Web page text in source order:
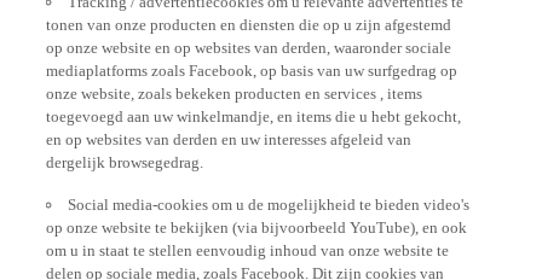
tonen van onze producten en diensten die op u zijn afgestemd
op onze website en op websites van derden, waaronder sociale
mediaplatforms zoals Facebook, op basis van uw surfgedrag op
onze website, zoals bekeken producten en services , items
toegevoegd aan uw winkelmandje, en items die u hebt gekocht,
en op websites van derden en uw interesses afgeleid van
dergelijk browsegedrag.
op onze website te bekijken (via bijvoorbeeld YouTube), en ook
om u in staat te stellen eenvoudig inhoud van onze website te
delen op sociale media, zoals Facebook. Dit zijn cookies van